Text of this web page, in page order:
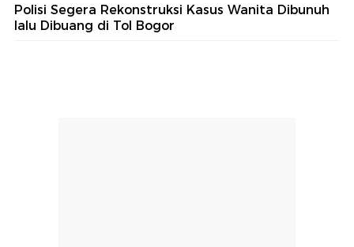
Polisi Segera Rekonstruksi Kasus Wanita Dibunuh
lalu Dibuang di Tol Bogor